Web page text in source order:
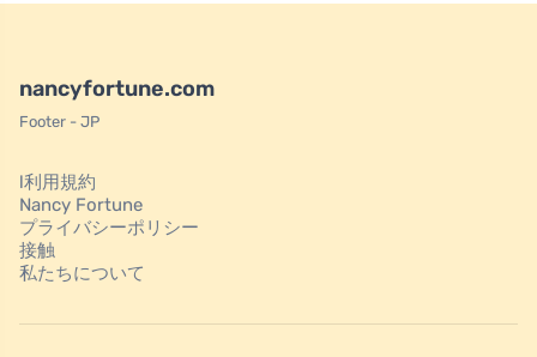
nancyfortune.com
Footer - JP
l利用規約
Nancy Fortune
プライバシーポリシー
接触
私たちについて